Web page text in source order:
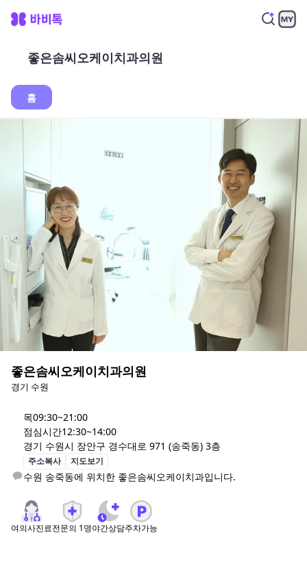
좋은솜씨오케이치과의원
홈
좋은솜씨오케이치과의원
경기 수원
목09:30~21:00
점심시간12:30~14:00
경기 수원시 장안구 경수대로 971 (송죽동) 3층
주소복사 지도보기
수원 송죽동에 위치한 좋은솜씨오케이치과입니다.
여의사진료전문의 1명야간상담주차가능